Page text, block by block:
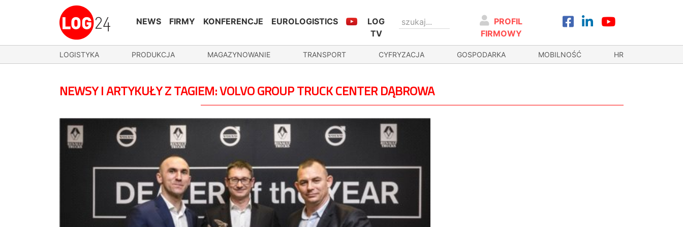
NEWS FIRMY KONFERENCJE EUROLOGISTICS
LOG
TV
PROFIL
FIRMOWY
LOGISTYKA PRODUKCJA MAGAZYNOWANIE TRANSPORT CYFRYZACJA GOSPODARKA MOBILNOŚĆ HR
NEWSY I ARTYKUŁY Z TAGIEM: VOLVO GROUP TRUCK CENTER DĄBROWA